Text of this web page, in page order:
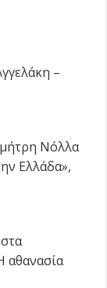
–
Νόλλα
Ελλάδα»,
αθανασία